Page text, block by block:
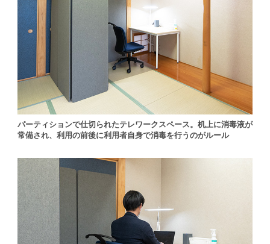
パーティションで仕切られたテレワークスペース。机上に消毒液が
常備され、利用の前後に利用者自身で消毒を行うのがルール